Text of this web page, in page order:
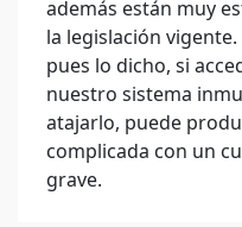
además están muy
la legislación
pues lo dicho, si
nuestro sistema
atajarlo, puede
complicada con un
grave.